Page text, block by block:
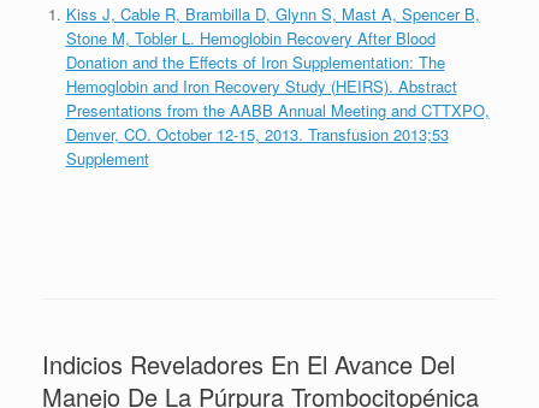
Kiss J, Cable R, Brambilla D, Glynn S, Mast A, Spencer B,
Stone M, Tobler L. Hemoglobin Recovery After Blood
Donation and the Effects of Iron Supplementation: The
Hemoglobin and Iron Recovery Study (HEIRS). Abstract
Presentations from the AABB Annual Meeting and CTTXPO,
Denver, CO. October 12-15, 2013. Transfusion 2013;53
Supplement
Indicios Reveladores En El Avance Del
Manejo De La Púrpura Trombocitopénica